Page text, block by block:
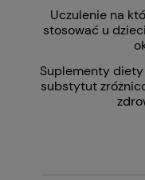
Uczulenie na
stosować u
Suplementy
substytut